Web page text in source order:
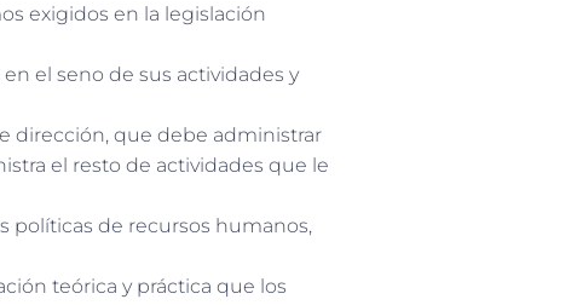
exigidos en la legislación
en el seno de sus actividades y
dirección, que debe administrar
el resto de actividades que le
políticas de recursos humanos,
teórica y práctica que los